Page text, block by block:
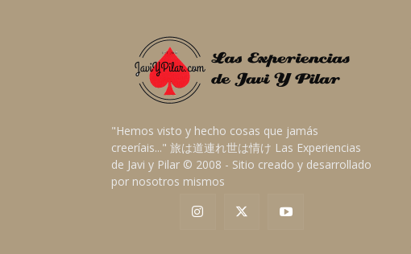
"Hemos visto y hecho cosas que jamás
creeríais..." 旅は道連れ世は情け Las Experiencias
de Javi y Pilar © 2008 - Sitio creado y desarrollado
por nosotros mismos